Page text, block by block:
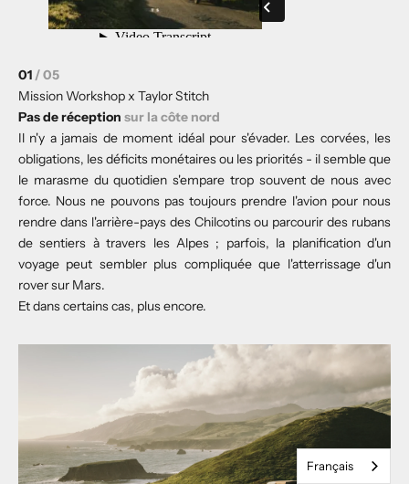
01 / 05
Mission Workshop x Taylor Stitch
Pas de réception sur la côte nord
Il n'y a jamais de moment idéal pour s'évader. Les corvées, les
obligations, les déficits monétaires ou les priorités - il semble que
le marasme du quotidien s'empare trop souvent de nous avec
force. Nous ne pouvons pas toujours prendre l'avion pour nous
rendre dans l'arrière-pays des Chilcotins ou parcourir des rubans
de sentiers à travers les Alpes ; parfois, la planification d'un
voyage peut sembler plus compliquée que l'atterrissage d'un
rover sur Mars.
Et dans certains cas, plus encore.
Français